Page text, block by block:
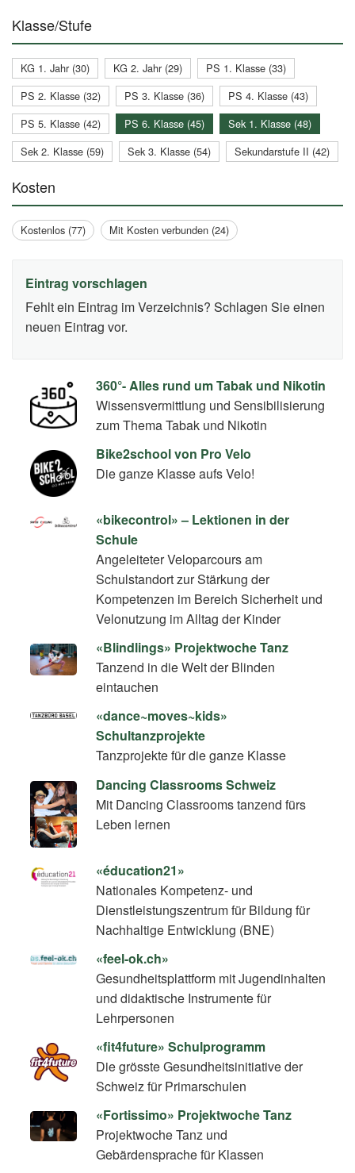
360°- Alles rund um Tabak und Nikotin
Wissensvermittlung und Sensibilisierung
zum Thema Tabak und Nikotin
Bike2school von Pro Velo
Die ganze Klasse aufs Velo!
«bikecontrol» – Lektionen in der
Schule
Angeleiteter Veloparcours am
Schulstandort zur Stärkung der
Kompetenzen im Bereich Sicherheit und
Velonutzung im Alltag der Kinder
«Blindlings» Projektwoche Tanz
Tanzend in die Welt der Blinden
eintauchen
«dance~moves~kids»
Schultanzprojekte
Tanzprojekte für die ganze Klasse
Dancing Classrooms Schweiz
Mit Dancing Classrooms tanzend fürs
Leben lernen
«éducation21»
Nationales Kompetenz- und
Dienstleistungszentrum für Bildung für
Nachhaltige Entwicklung (BNE)
«feel-ok.ch»
Gesundheitsplattform mit Jugendinhalten
und didaktische Instrumente für
Lehrpersonen
«fit4future» Schulprogramm
Die grösste Gesundheitsinitiative der
Schweiz für Primarschulen
«Fortissimo» Projektwoche Tanz
Projektwoche Tanz und
Gebärdensprache für Klassen
Klasse/Stufe
KG 1. Jahr (30) KG 2. Jahr (29)
PS 1. Klasse (33)
PS 2. Klasse (32)
PS 3. Klasse (36)
PS 4. Klasse (43)
PS 5. Klasse (42)
PS 6. Klasse (45)
Sek 1. Klasse (48)
Sek 2. Klasse (59)
Sek 3. Klasse (54) Sekundarstufe II (42)
Kosten
Kostenlos (77) Mit Kosten verbunden (24)
Eintrag vorschlagen
Fehlt ein Eintrag im Verzeichnis? Schlagen Sie einen
neuen Eintrag vor.